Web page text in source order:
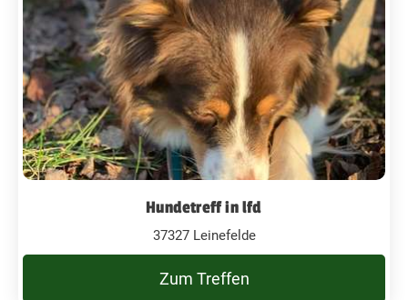
Hundetreff in lfd
37327 Leinefelde
Zum Treffen